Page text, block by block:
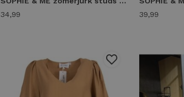
34,99
39,99